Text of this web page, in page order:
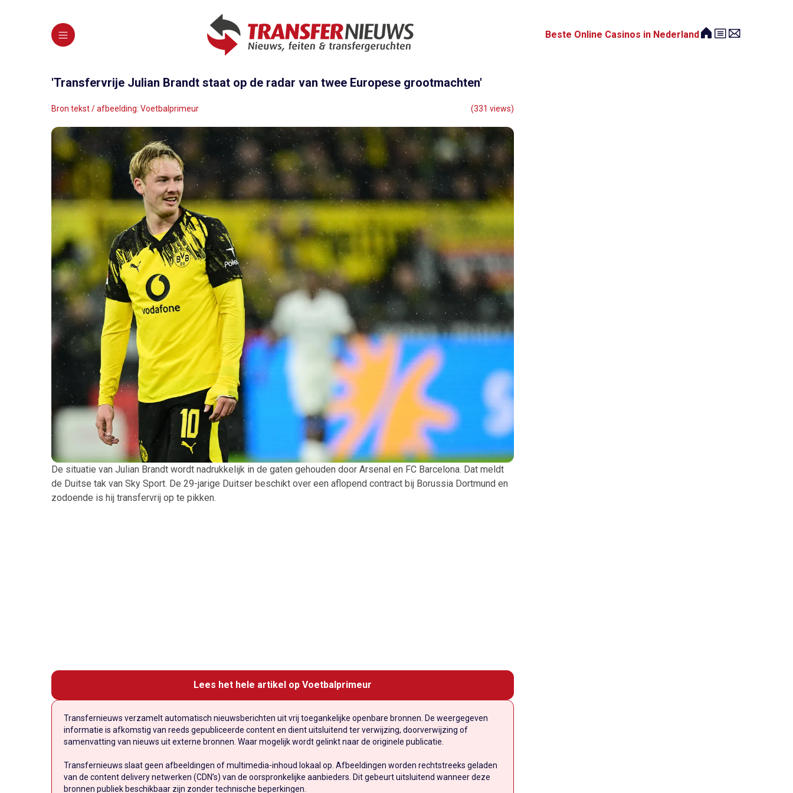
Beste Online Casinos in Nederland
'Transfervrije Julian Brandt staat op de radar van twee Europese grootmachten'
Bron tekst / afbeelding: Voetbalprimeur (331 views)
De situatie van Julian Brandt wordt nadrukkelijk in de gaten gehouden door Arsenal en FC Barcelona. Dat meldt
de Duitse tak van Sky Sport. De 29-jarige Duitser beschikt over een aflopend contract bij Borussia Dortmund en
zodoende is hij transfervrij op te pikken.
Lees het hele artikel op Voetbalprimeur
Transfernieuws verzamelt automatisch nieuwsberichten uit vrij toegankelijke openbare bronnen. De weergegeven
informatie is afkomstig van reeds gepubliceerde content en dient uitsluitend ter verwijzing, doorverwijzing of
samenvatting van nieuws uit externe bronnen. Waar mogelijk wordt gelinkt naar de originele publicatie.
Transfernieuws slaat geen afbeeldingen of multimedia-inhoud lokaal op. Afbeeldingen worden rechtstreeks geladen
van de content delivery netwerken (CDN’s) van de oorspronkelijke aanbieders. Dit gebeurt uitsluitend wanneer deze
bronnen publiek beschikbaar zijn zonder technische beperkingen.